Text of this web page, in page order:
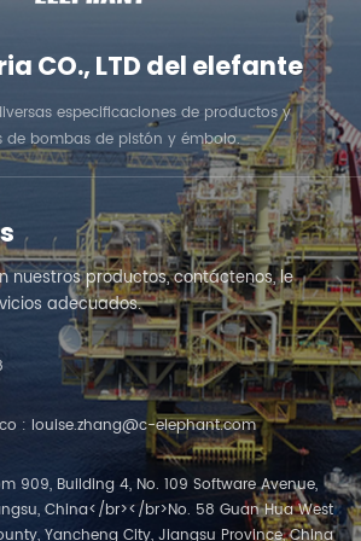
CO., LTD del elefante
especificaciones de productos y
de bombas de pistón y émbolo.
nuestros productos, contáctenos, le
adecuados.
: louise.zhang@c-elephant.com
909, Building 4, No. 109 Software Avenue,
China</br></br>No. 58 Guan Hua West
Yancheng City, Jiangsu Province, China